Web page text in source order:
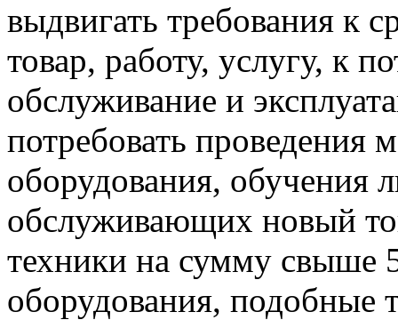
выдвигать требования к
товар, работу, услугу, к
обслуживание и
потребовать проведения
оборудования, обучения
обслуживающих новый
техники на сумму свыше
оборудования, подобные